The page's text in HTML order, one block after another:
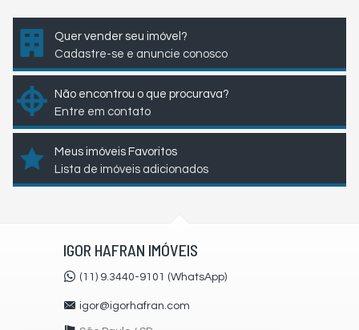
Quer vender seu imóvel?
Cadastre-se e anuncie conosco
Não encontrou o que procurava?
Entre em contato
Meus imóveis Favoritos
Lista de imóveis adicionados
IGOR HAFRAN IMÓVEIS
(11) 9.3440-9101 (WhatsApp)
igor@igorhafran.com